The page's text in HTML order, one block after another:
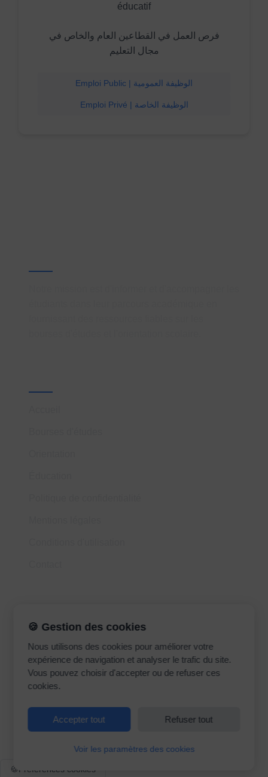
éducatif
فرص العمل في القطاعين العام والخاص في
مجال التعليم
Emploi Public | الوظيفة العمومية
Emploi Privé | الوظيفة الخاصة
madrasatk.contact@gmail.com
©2026Madrasatk. Tous droits réservés.
🍪 Gestion des cookies
Nous utilisons des cookies pour améliorer votre
expérience de navigation et analyser le trafic du site.
Vous pouvez choisir d'accepter ou de refuser ces
cookies.
Accepter tout Refuser tout
Voir les paramètres des cookies
🍪Préférences cookies